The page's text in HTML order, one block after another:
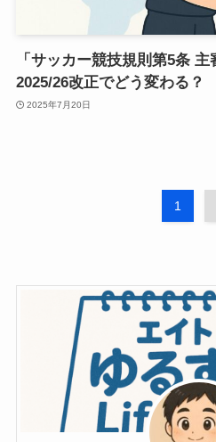
「サッカー競技規則第5条
2025/26改正でどう変わる？
2025年7月20日
1